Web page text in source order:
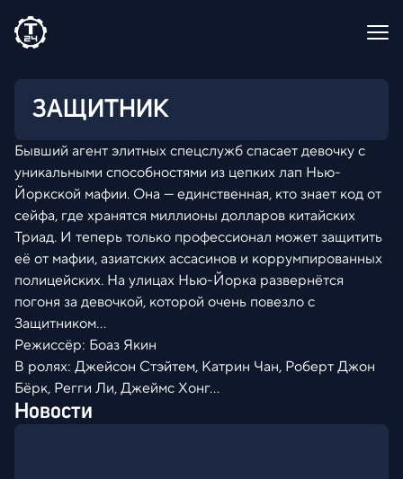
ЗАЩИТНИК
Бывший агент элитных спецслужб спасает девочку с
уникальными способностями из цепких лап Нью-
Йоркской мафии. Она — единственная, кто знает код от
сейфа, где хранятся миллионы долларов китайских
Триад. И теперь только профессионал может защитить
её от мафии, азиатских ассасинов и коррумпированных
полицейских. На улицах Нью-Йорка развернётся
погоня за девочкой, которой очень повезло с
Защитником…
Режиссёр: Боаз Якин
В ролях: Джейсон Стэйтем, Катрин Чан, Роберт Джон
Бёрк, Регги Ли, Джеймс Хонг...
Новости